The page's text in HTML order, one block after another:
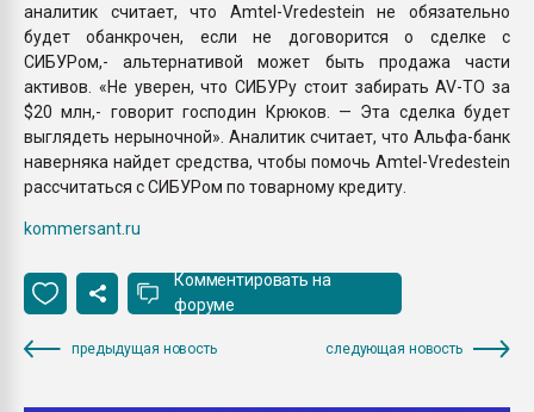
аналитик считает, что Amtel-Vredestein не обязательно
будет обанкрочен, если не договорится о сделке с
СИБУРом,- альтернативой может быть продажа части
активов. «Не уверен, что СИБУРу стоит забирать AV-TO за
$20 млн,- говорит господин Крюков. — Эта сделка будет
выглядеть нерыночной». Аналитик считает, что Альфа-банк
наверняка найдет средства, чтобы помочь Amtel-Vredestein
рассчитаться с СИБУРом по товарному кредиту.
kommersant.ru
Комментировать на
форуме
предыдущая новость следующая новость